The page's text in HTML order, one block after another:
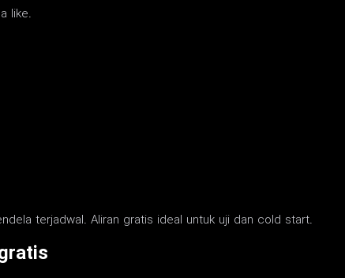
like.
terjadwal. Aliran gratis ideal untuk uji dan cold start.